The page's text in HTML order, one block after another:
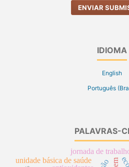
ENVIAR
IDIOMA
English
Português
PALAVRAS-
unidade básica de saúde
jornada de